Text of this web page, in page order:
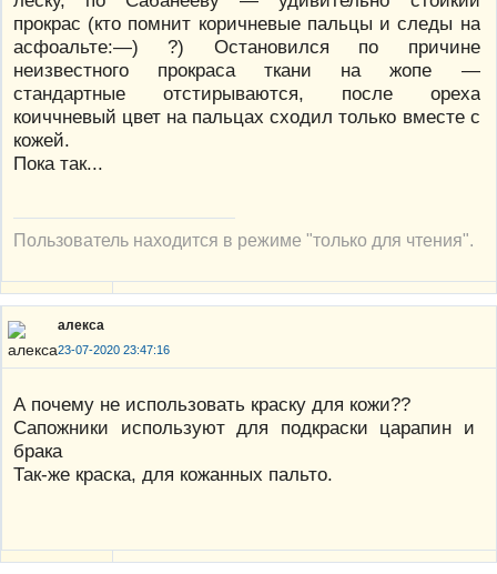
прокрас (кто помнит коричневые пальцы и следы на
асфоальте:—) ?) Остановился по причине
неизвестного прокраса ткани на жопе —
стандартные отстирываются, после ореха
коиччневый цвет на пальцах сходил только вместе с
кожей.
Пока так...
Пользователь находится в режиме "только для чтения".
алекса
23-07-2020 23:47:16
А почему не использовать краску для кожи??
Сапожники используют для подкраски царапин и
брака
Так-же краска, для кожанных пальто.